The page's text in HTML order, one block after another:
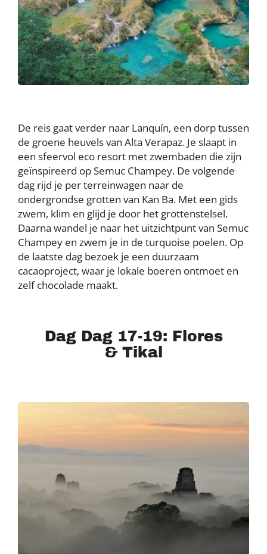
De reis gaat verder naar Lanquín, een dorp tussen
de groene heuvels van Alta Verapaz. Je slaapt in
een sfeervol eco resort met zwembaden die zijn
geïnspireerd op Semuc Champey. De volgende
dag rijd je per terreinwagen naar de
ondergrondse grotten van Kan Ba. Met een gids
zwem, klim en glijd je door het grottenstelsel.
Daarna wandel je naar het uitzichtpunt van Semuc
Champey en zwem je in de turquoise poelen. Op
de laatste dag bezoek je een duurzaam
cacaoproject, waar je lokale boeren ontmoet en
zelf chocolade maakt.
Dag Dag 17-19: Flores
& Tikal